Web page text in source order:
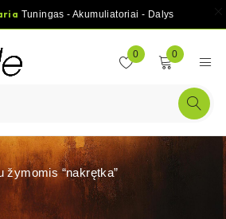
Tuningas - Akumuliatoriai - Dalys
0 0
žymomis “nakrętka”